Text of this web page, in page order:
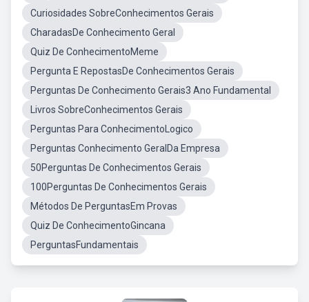
Curiosidades SobreConhecimentos Gerais
CharadasDe Conhecimento Geral
Quiz De ConhecimentoMeme
Pergunta E RepostasDe Conhecimentos Gerais
Perguntas De Conhecimento Gerais3 Ano Fundamental
Livros SobreConhecimentos Gerais
Perguntas Para ConhecimentoLogico
Perguntas Conhecimento GeralDa Empresa
50Perguntas De Conhecimentos Gerais
100Perguntas De Conhecimentos Gerais
Métodos De PerguntasEm Provas
Quiz De ConhecimentoGincana
PerguntasFundamentais